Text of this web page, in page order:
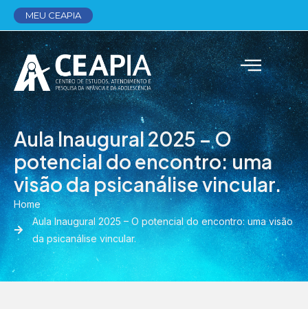
MEU CEAPIA
Aula Inaugural 2025 – O
potencial do encontro: uma
visão da psicanálise vincular.
Home
Aula Inaugural 2025 – O potencial do encontro: uma visão
da psicanálise vincular.